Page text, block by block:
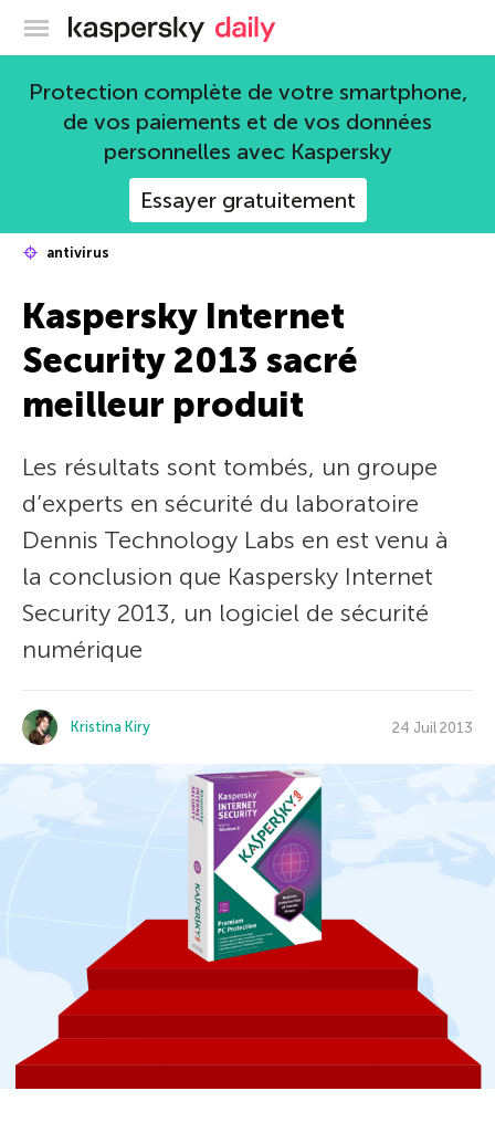
Blog officiel de Kaspersky
Protection complète de votre smartphone,
de vos paiements et de vos données
personnelles avec Kaspersky
Essayer gratuitement
antivirus
Kaspersky Internet
Security 2013 sacré
meilleur produit
Les résultats sont tombés, un groupe
d’experts en sécurité du laboratoire
Dennis Technology Labs en est venu à
la conclusion que Kaspersky Internet
Security 2013, un logiciel de sécurité
numérique
Kristina Kiry 24 Juil 2013